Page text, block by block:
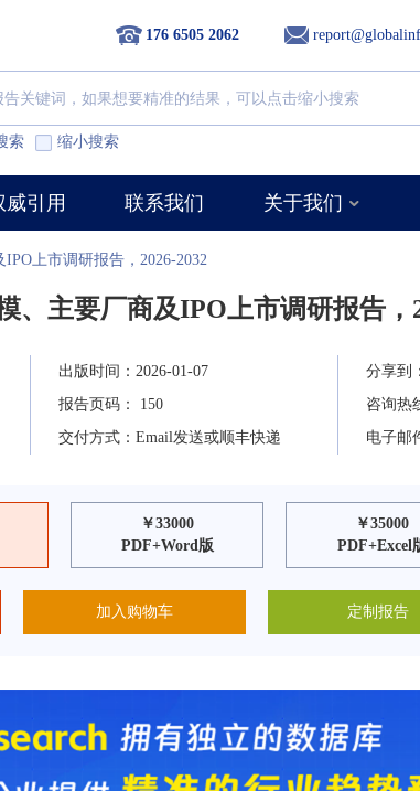
176 6505 2062
索 缩小搜索
威引用 联系我们 关于我们
上市调研报告，2026-2032
、主要厂商及IPO上市调研报告，
出版时间：2026-01-07
报告页码： 150
交付方式：Email发送或顺丰快递
分享到：
咨询热
电子邮
￥33000
PDF+Word版
￥35000
PDF+Excel
加入购物车 定制报告